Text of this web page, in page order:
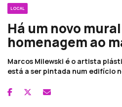
LOCAL
Há um novo
homenagem ao
Marcos Milewski é o artista
está a ser pintada num edifício